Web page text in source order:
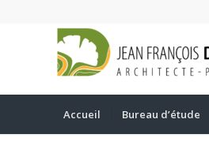
Accueil Bureau d’étude